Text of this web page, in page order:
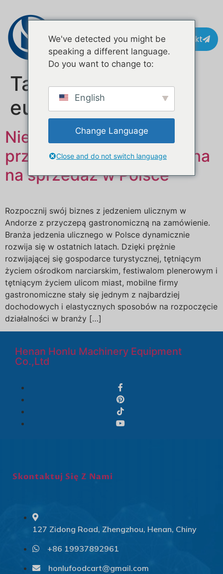
Kontakt
Tag:food truck
europa
Niestandardowa mobilna
przyczepa gastronomiczna
na sprzedaż w Polsce
Rozpocznij swój biznes z jedzeniem ulicznym w
Andorze z przyczepą gastronomiczną na zamówienie.
Branża jedzenia ulicznego w Polsce dynamicznie
rozwija się w ostatnich latach. Dzięki prężnie
rozwijającej się gospodarce turystycznej, tętniącym
życiem ośrodkom narciarskim, festiwalom plenerowym i
tętniącym życiem ulicom miast, mobilne firmy
gastronomiczne stały się jednym z najbardziej
dochodowych i elastycznych sposobów na rozpoczęcie
działalności w branży […]
Henan Honlu Machinery Equipment
Co.,Ltd
Skontaktuj Się Z Nami
127 Zidong Road, Zhengzhou, Henan, Chiny
+86 19937892961
honlufoodcart@gmail.com
We've detected you might be
speaking a different language.
Do you want to change to:
English
Change Language
Close and do not switch language
Slovenčina